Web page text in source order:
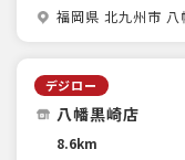
福岡県 北九州市
デジロー
八幡黒崎店
8.6km